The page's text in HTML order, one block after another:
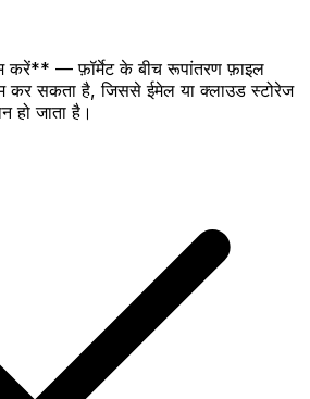
— फ़ॉर्मेट के बीच रूपांतरण फ़ाइल
कर सकता है, जिससे ईमेल या क्लाउड स्टोरेज
हो जाता है।